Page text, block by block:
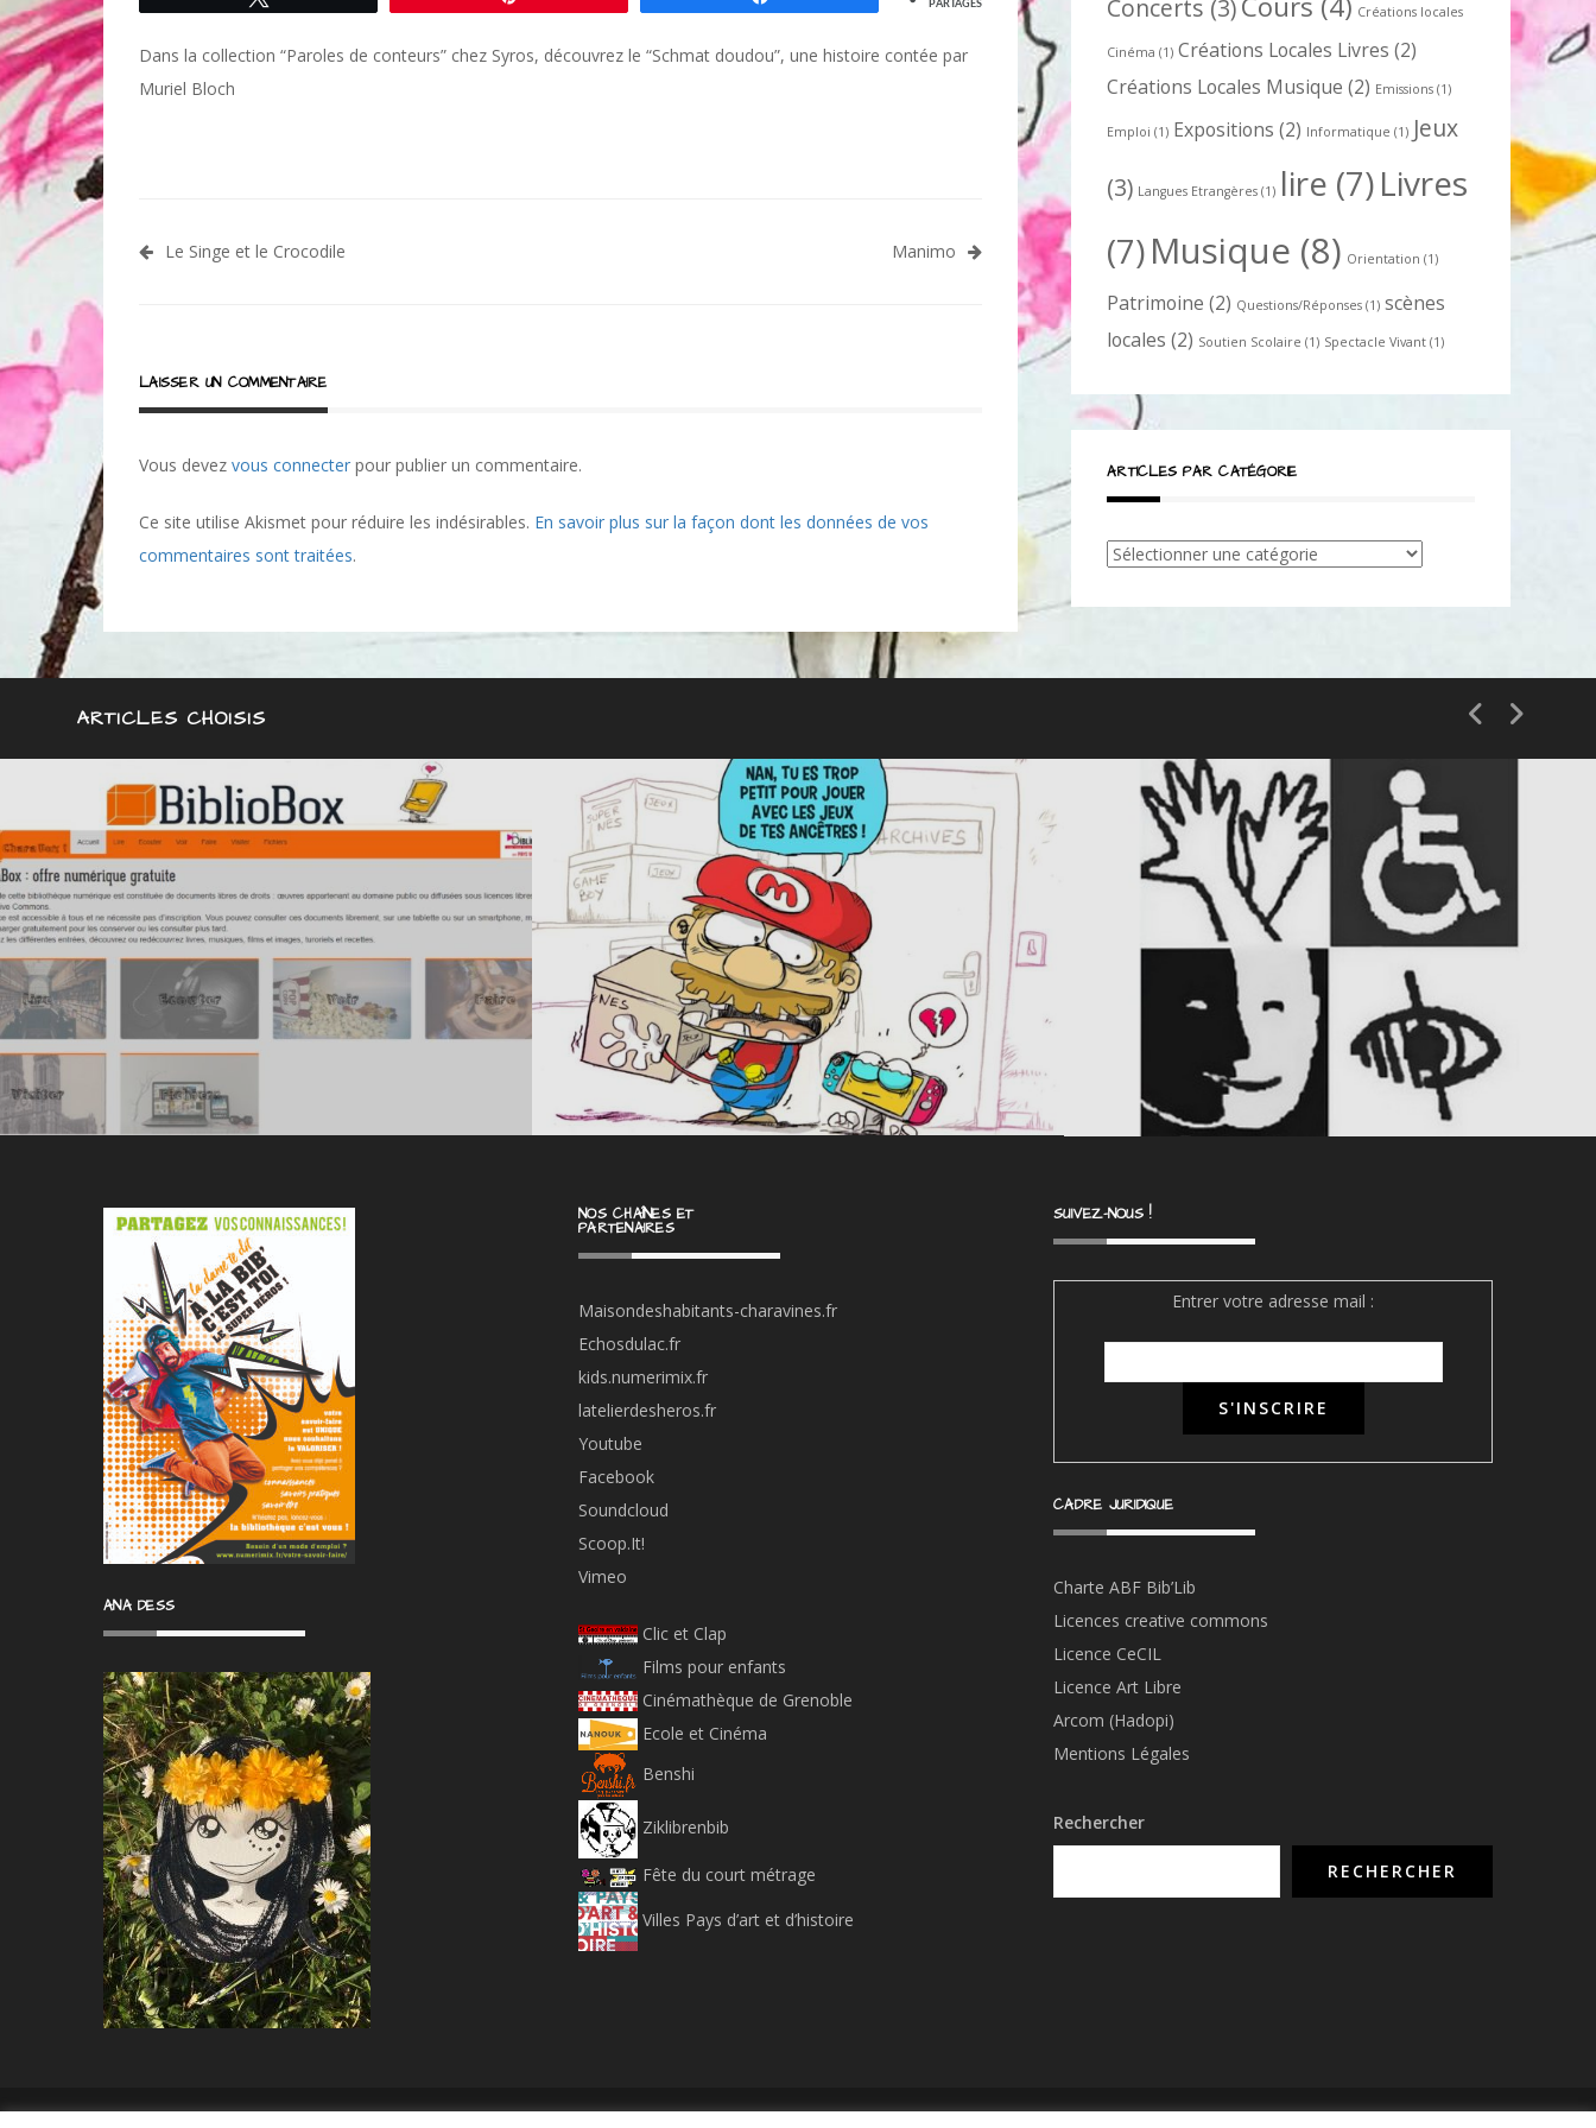
PARTAGES
Dans la collection “Paroles de conteurs” chez Syros, découvrez le “Schmat doudou”, une histoire contée par
Muriel Bloch
Navigation
Le Singe et le Crocodile Manimo
LAISSER UN COMMENTAIRE
Vous devez vous connecter pour publier un commentaire.
Ce site utilise Akismet pour réduire les indésirables. En savoir plus sur la façon dont les données de vos
commentaires sont traitées.
Concerts (3) Créations locales
Cinéma (1) Créations Locales Livres (2)
Créations Locales Musique (2) Emissions (1)
Emploi (1) Expositions (2) Informatique (1) Jeux
(3) Langues Etrangères (1) lire (7)Livres
(7)Musique (8) Orientation (1)
Patrimoine (2) Questions/Réponses (1) scènes
locales (2) Soutien Scolaire (1) Spectacle Vivant (1)
ARTICLES PAR CATÉGORIE
Articles
ARTICLES CHOISIS
ANA DESS
NOS CHAÎNES ET
PARTENAIRES
Maisondeshabitants-charavines.fr
Echosdulac.fr
kids.numerimix.fr
latelierdesheros.fr
Youtube
Facebook
Soundcloud
Scoop.It!
Vimeo
Clic et Clap
Films pour enfants
Cinémathèque de Grenoble
Ecole et Cinéma
Benshi
Ziklibrenbib
Fête du court métrage
Villes Pays d’art et d’histoire
SUIVEZ-NOUS !
Entrer votre adresse mail :
CADRE JURIDIQUE
Charte ABF Bib’Lib
Licences creative commons
Licence CeCIL
Licence Art Libre
Arcom (Hadopi)
Mentions Légales
Rechercher
RECHERCHER